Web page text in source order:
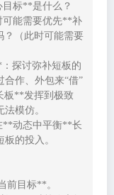
目标**是什么？
能需要优先**补
？（此时可能需要
探讨弥补短板的
作、外包来“借”
板**发挥到极致
模仿。
**动态中平衡**长
的投入。
前目标**。